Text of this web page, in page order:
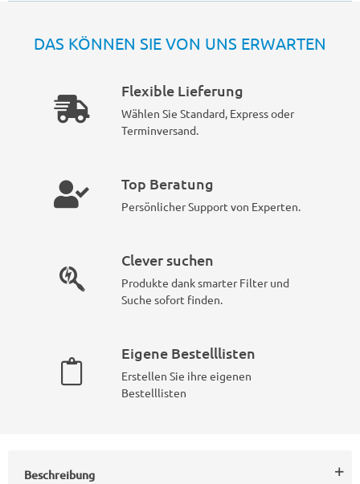
DAS KÖNNEN SIE VON UNS ERWARTEN
Flexible Lieferung
Wählen Sie Standard, Express oder
Terminversand.
Top Beratung
Persönlicher Support von Experten.
Clever suchen
Produkte dank smarter Filter und
Suche sofort finden.
Eigene Bestelllisten
Erstellen Sie ihre eigenen
Bestelllisten
Beschreibung